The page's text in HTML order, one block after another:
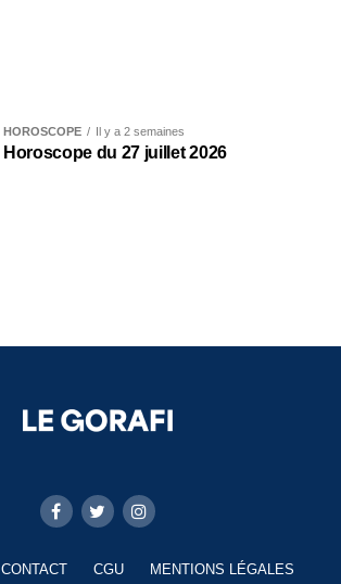
HOROSCOPE Il y a 2 semaines
Horoscope du 27 juillet 2026
CONTACT CGU MENTIONS LÉGALES